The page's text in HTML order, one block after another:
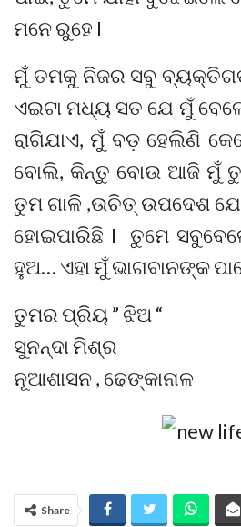
ମନେ ରୁହେ I
ମୁଁ ତମକୁ ନିଜର ସବୁ
ଏଇଟା ମଧ୍ୟ ସତ ଯେ ମୁଁ
ରାଗିଯାଏ, ମୁଁ ବଡ଼ ହେଲିଣି
ବୋଲି, କିନ୍ତୁ ବୋଉ ଆଜି ମୁଁ
ତୁମ ଗାଳି ,ଉଚିତ୍ ଉପଦେଶ
ହୋଇପାରିଛି I ତୁମେ
ହୁଅ… ଏହା ମୁଁ ଭାଗବାନଙ୍କ
ତୁମର ପ୍ରିୟ ” ଝିଅ “
ସୁନନ୍ଦା ମିଶ୍ର
ନୂଆଶାସନ , ଢେଙ୍କାନାଳ
Share